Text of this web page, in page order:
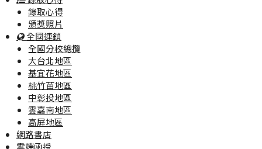
錄取心得
頒獎照片
全國連鎖
全國分校總攬
大台北地區
基宜花地區
桃竹苗地區
中彰投地區
雲嘉南地區
高屏地區
網路書店
雲端函授